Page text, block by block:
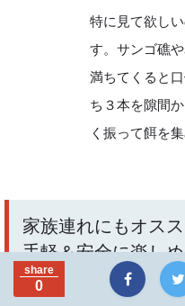
特に見て欲し
す。サンゴ礁
満ちてくると
ち３本を隙間
く振って餌を
家族連れにもオス
手軽＆安全に楽し
３選（森、サンゴ
share
0